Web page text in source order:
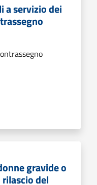
a servizio dei
gravide o
del